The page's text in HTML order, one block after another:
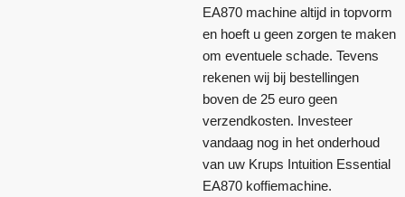
EA870 machine altijd in topvorm
en hoeft u geen zorgen te maken
om eventuele schade. Tevens
rekenen wij bij bestellingen
boven de 25 euro geen
verzendkosten. Investeer
vandaag nog in het onderhoud
van uw Krups Intuition Essential
EA870 koffiemachine.